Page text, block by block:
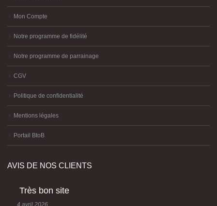
Mon Compte
Notre programme de fidélité
Notre programme de parrainage
CGV
Politique de confidentialité
Mentions légales
Portail BtoB
AVIS DE NOS CLIENTS
Très bon site
4 avril 2026